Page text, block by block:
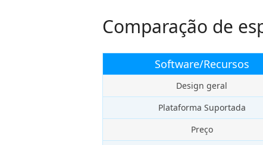
Comparação de
Software/Recursos
Design geral
Plataforma Suportada
Preço